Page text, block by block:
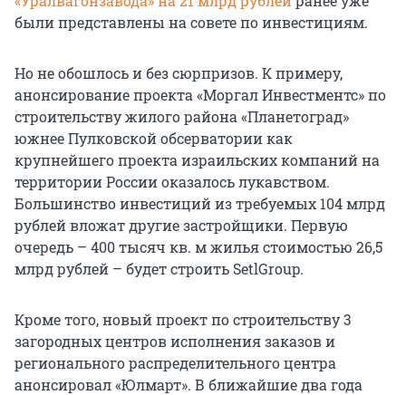
были представлены на совете по инвестициям.
Но не обошлось и без сюрпризов. К примеру,
анонсирование проекта «Моргал Инвестментс» по
строительству жилого района «Планетоград»
южнее Пулковской обсерватории как
крупнейшего проекта израильских компаний на
территории России оказалось лукавством.
Большинство инвестиций из требуемых 104 млрд
рублей вложат другие застройщики. Первую
очередь – 400 тысяч кв. м жилья стоимостью 26,5
млрд рублей – будет строить SetlGroup.
Кроме того, новый проект по строительству 3
загородных центров исполнения заказов и
регионального распределительного центра
анонсировал «Юлмарт». В ближайшие два года